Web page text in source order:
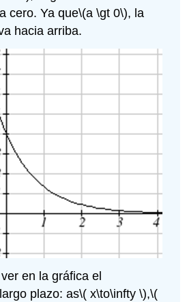
cero. Ya que\(a \gt 0\), la
hacia arriba.
en la gráfica el
plazo: as\( x\to\infty \),\(